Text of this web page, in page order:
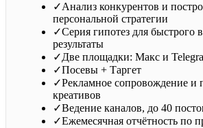
✓Анализ конкурентов и
персональной стратегии
✓Серия гипотез для быстрого
результаты
✓Две площадки: Макс и
✓Посевы + Таргет
✓Рекламное сопровождение и
креативов
✓Ведение каналов, до 40
✓Ежемесячная отчётность по